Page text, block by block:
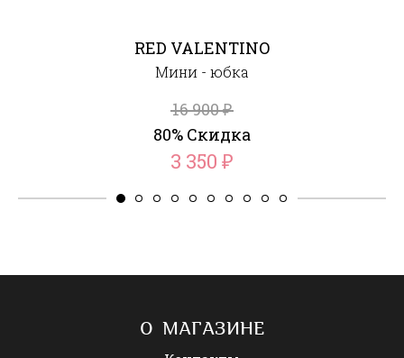
RED VALENTINO
Мини - юбка
16 900₽
80% Скидка
3 350 ₽
О МАГАЗИНЕ